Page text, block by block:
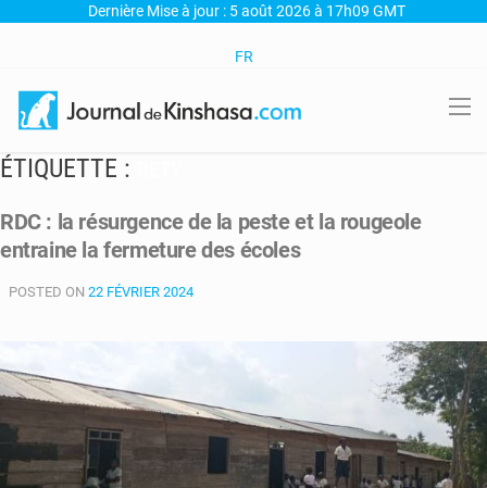
Dernière Mise à jour : 5 août 2026 à 17h09 GMT
FR
ÉTIQUETTE :
RDC : la résurgence de la peste et la rougeole
entraine la fermeture des écoles
POSTED ON 22 FÉVRIER 2024